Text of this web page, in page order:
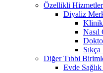
Özellikli Hizmetler
Diyaliz
Klinik
Nasıl
Diğer Tıbbi
Evde